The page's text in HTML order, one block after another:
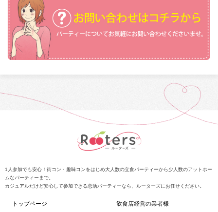
1人参加でも安心！街コン・趣味コンをはじめ大人数の立食パーティーから少人数のアットホー
ムなパーティーまで。
カジュアルだけど安心して参加できる恋活パーティーなら、ルーターズにお任せください。
トップページ
飲食店経営の業者様